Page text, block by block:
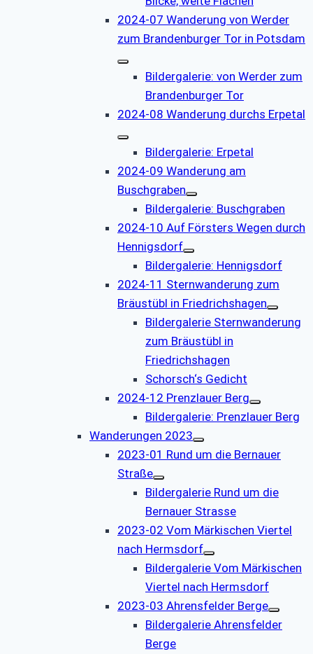
2024-07 Wanderung von Werder
zum Brandenburger Tor in Potsdam
Bildergalerie: von Werder zum
Brandenburger Tor
2024-08 Wanderung durchs Erpetal
Bildergalerie: Erpetal
2024-09 Wanderung am
Buschgraben
Bildergalerie: Buschgraben
2024-10 Auf Försters Wegen durch
Hennigsdorf
Bildergalerie: Hennigsdorf
2024-11 Sternwanderung zum
Bräustübl in Friedrichshagen
Bildergalerie Sternwanderung
zum Bräustübl in
Friedrichshagen
Schorsch‘s Gedicht
2024-12 Prenzlauer Berg
Bildergalerie: Prenzlauer Berg
Wanderungen 2023
2023-01 Rund um die Bernauer
Straße
Bildergalerie Rund um die
Bernauer Strasse
2023-02 Vom Märkischen Viertel
nach Hermsdorf
Bildergalerie Vom Märkischen
Viertel nach Hermsdorf
2023-03 Ahrensfelder Berge
Bildergalerie Ahrensfelder
Berge